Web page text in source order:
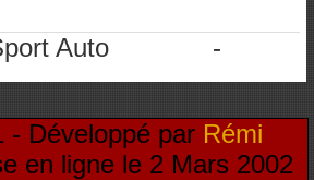
Auto -
- Développé par Rémi
en ligne le 2 Mars 2002